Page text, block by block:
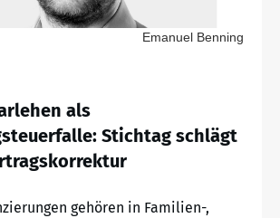
Emanuel Benning
als
Stichtag schlägt
gehören in Familien-,